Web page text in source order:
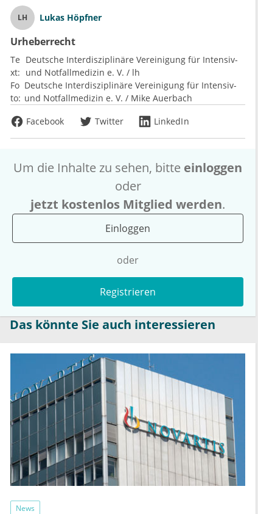
LH Lukas Höpfner
Urheberrecht
Te
xt:
Deutsche Interdisziplinäre Vereinigung für Intensiv-
und Notfallmedizin e. V. / lh
Fo
to:
Deutsche Interdisziplinäre Vereinigung für Intensiv-
und Notfallmedizin e. V. / Mike Auerbach
Facebook
Twitter LinkedIn
Um die Inhalte zu sehen, bitte einloggen
oder
jetzt kostenlos Mitglied werden.
Einloggen
oder
Registrieren
Das könnte Sie auch interessieren
News